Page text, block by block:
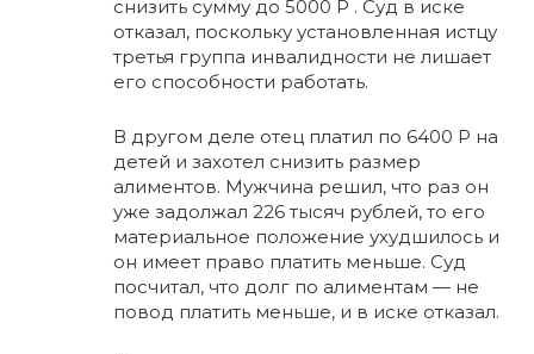
снизить сумму до 5000 Р . Суд в иске
отказал, поскольку установленная истцу
третья группа инвалидности не лишает
его способности работать.
В другом деле отец платил по 6400 Р на
детей и захотел снизить размер
алиментов. Мужчина решил, что раз он
уже задолжал 226 тысяч рублей, то его
материальное положение ухудшилось и
он имеет право платить меньше. Суд
посчитал, что долг по алиментам — не
повод платить меньше, и в иске отказал.